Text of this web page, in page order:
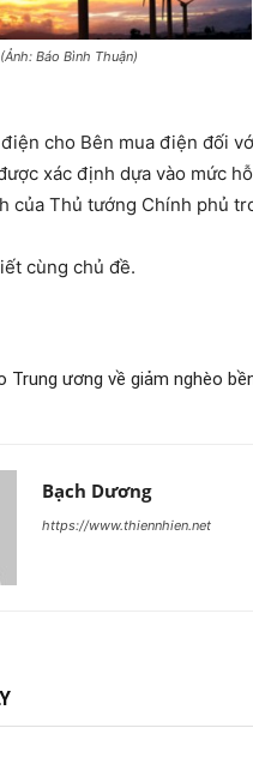
Báo Bình Thuận)
cho Bên mua điện đối
xác định dựa vào mức
của Thủ tướng Chính phủ
cùng chủ đề.
Trung ương về giảm nghèo
Bạch Dương
https://www.thiennhien.net